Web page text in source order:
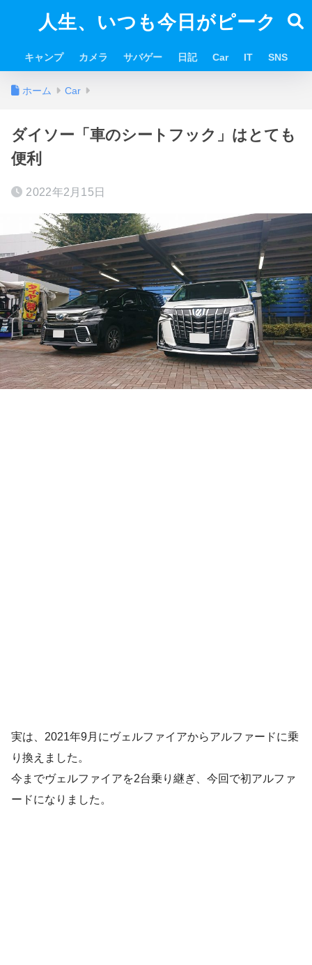
人生、いつも今日がピーク
キャンプ カメラ サバゲー 日記 Car IT SNS
ホーム Car
ダイソー「車のシートフック」はとても
便利
2022年2月15日
実は、2021年9月にヴェルファイアからアルファードに乗
り換えました。
今までヴェルファイアを2台乗り継ぎ、今回で初アルファ
ードになりました。